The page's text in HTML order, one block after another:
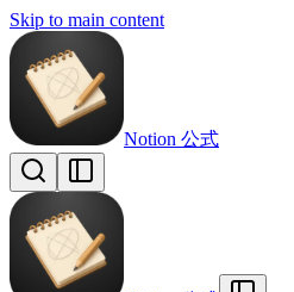
Skip to main content
Notion 公式